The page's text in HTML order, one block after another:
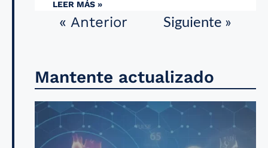
LEER MÁS »
« Anterior Siguiente »
Mantente actualizado